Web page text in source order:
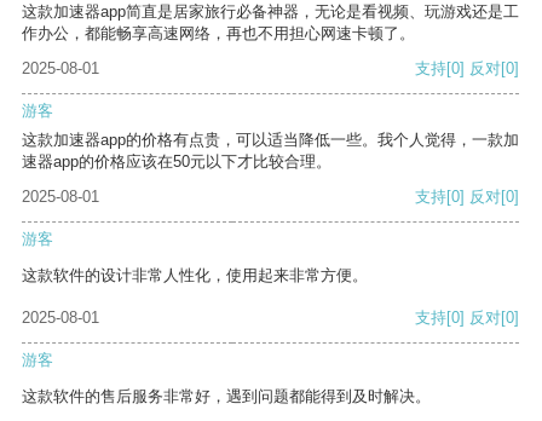
这款加速器app简直是居家旅行必备神器，无论是看视频、玩游戏还是工
作办公，都能畅享高速网络，再也不用担心网速卡顿了。
2025-08-01
支持[0] 反对[0]
游客
这款加速器app的价格有点贵，可以适当降低一些。我个人觉得，一款加
速器app的价格应该在50元以下才比较合理。
2025-08-01
支持[0] 反对[0]
游客
这款软件的设计非常人性化，使用起来非常方便。
2025-08-01 支持[0] 反对[0]
游客
这款软件的售后服务非常好，遇到问题都能得到及时解决。